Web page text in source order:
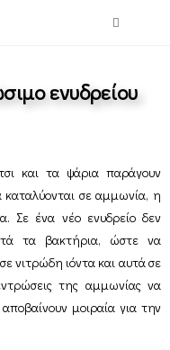
ενυδρείου
και τα ψάρια παράγουν
σε αμμωνία, η
Σε ένα νέο ενυδρείο δεν
τα βακτήρια, ώστε να
νιτρώδη ιόντα και αυτά σε
της αμμωνίας να
μοιραία για την